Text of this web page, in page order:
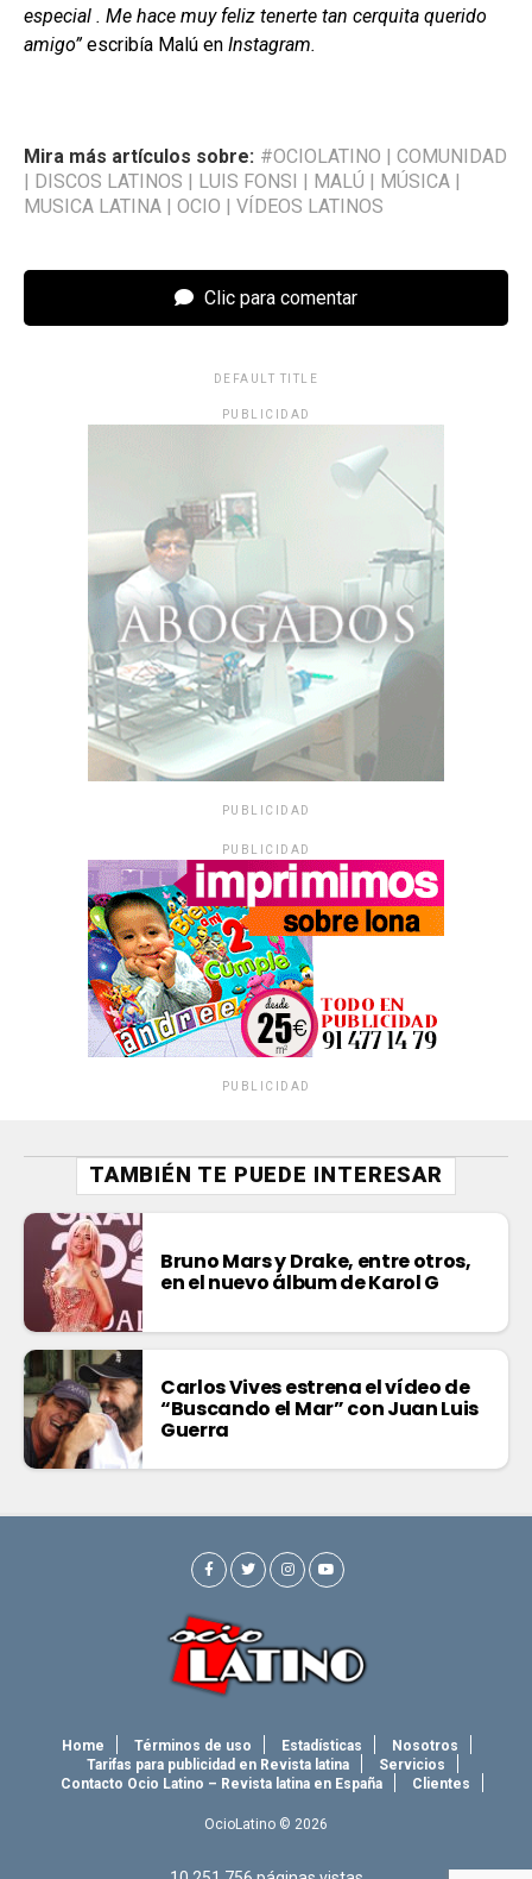
especial . Me hace muy feliz tenerte tan cerquita querido
amigo”escribía Malú en Instagram.
Mira más artículos sobre: #OCIOLATINO | COMUNIDAD
| DISCOS LATINOS | LUIS FONSI | MALÚ | MÚSICA |
MUSICA LATINA | OCIO | VÍDEOS LATINOS
Clic para comentar
DEFAULT TITLE
PUBLICIDAD
PUBLICIDAD
PUBLICIDAD
PUBLICIDAD
TAMBIÉN TE PUEDE INTERESAR
Bruno Mars y Drake, entre otros,
en el nuevo álbum de Karol G
Carlos Vives estrena el vídeo de
“Buscando el Mar” con Juan Luis
Guerra
Home Términos de uso Estadísticas
Nosotros
Tarifas para publicidad en Revista latina
Servicios
Contacto Ocio Latino – Revista latina en España
Clientes
OcioLatino © 2026